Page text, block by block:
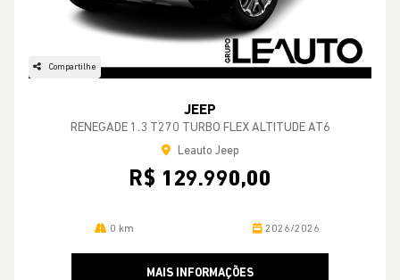
Compartilhe
JEEP
RENEGADE 1.3 T270 TURBO FLEX ALTITUDE AT6
Leauto Jeep
R$ 129.990,00
0 km 2026/2026
MAIS INFORMAÇÕES